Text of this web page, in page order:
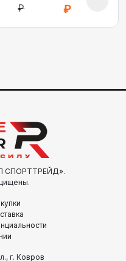
₽
₽
СПОРТТРЕЙД».
г. Ковров